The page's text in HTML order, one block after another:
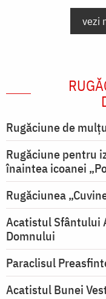
vezi
Rugăciune de
Rugăciune pentru
înaintea icoanei
Rugăciunea
Acatistul Sfântului
Domnului
Paraclisul
Acatistul Bunei